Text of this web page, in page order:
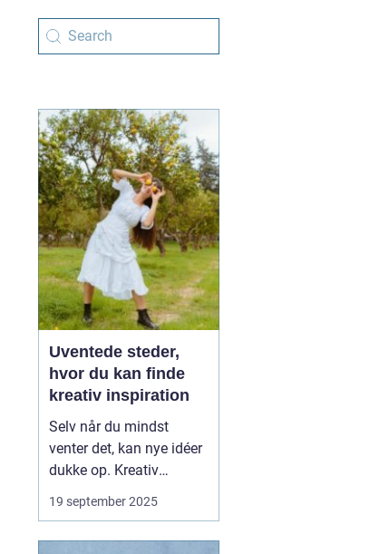
Uventede steder,
hvor du kan finde
kreativ inspiration
Selv når du mindst
venter det, kan nye idéer
dukke op. Kreativ
inspiration behøver ikke
komme fra klassiske
19 september 2025